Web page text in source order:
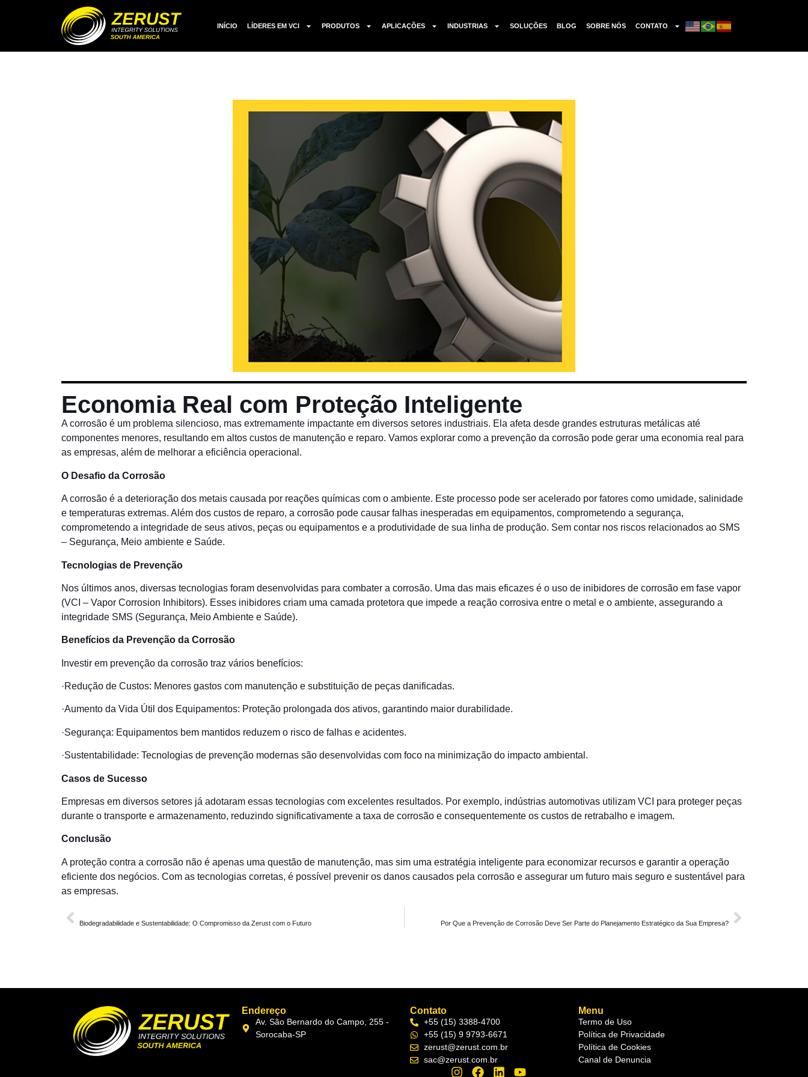
INÍCIO LÍDERES EM VCI PRODUTOS APLICAÇÕES INDUSTRIAS SOLUÇÕES BLOG SOBRE NÓS CONTATO
Economia Real com Proteção Inteligente
A corrosão é um problema silencioso, mas extremamente impactante em diversos setores industriais. Ela afeta desde grandes estruturas metálicas até
componentes menores, resultando em altos custos de manutenção e reparo. Vamos explorar como a prevenção da corrosão pode gerar uma economia real para
as empresas, além de melhorar a eficiência operacional.
O Desafio da Corrosão
A corrosão é a deterioração dos metais causada por reações químicas com o ambiente. Este processo pode ser acelerado por fatores como umidade, salinidade
e temperaturas extremas. Além dos custos de reparo, a corrosão pode causar falhas inesperadas em equipamentos, comprometendo a segurança,
comprometendo a integridade de seus ativos, peças ou equipamentos e a produtividade de sua linha de produção. Sem contar nos riscos relacionados ao SMS
– Segurança, Meio ambiente e Saúde.
Tecnologias de Prevenção
Nos últimos anos, diversas tecnologias foram desenvolvidas para combater a corrosão. Uma das mais eficazes é o uso de inibidores de corrosão em fase vapor
(VCI – Vapor Corrosion Inhibitors). Esses inibidores criam uma camada protetora que impede a reação corrosiva entre o metal e o ambiente, assegurando a
integridade SMS (Segurança, Meio Ambiente e Saúde).
Benefícios da Prevenção da Corrosão
Investir em prevenção da corrosão traz vários benefícios:
·Redução de Custos: Menores gastos com manutenção e substituição de peças danificadas.
·Aumento da Vida Útil dos Equipamentos: Proteção prolongada dos ativos, garantindo maior durabilidade.
·Segurança: Equipamentos bem mantidos reduzem o risco de falhas e acidentes.
·Sustentabilidade: Tecnologias de prevenção modernas são desenvolvidas com foco na minimização do impacto ambiental.
Casos de Sucesso
Empresas em diversos setores já adotaram essas tecnologias com excelentes resultados. Por exemplo, indústrias automotivas utilizam VCI para proteger peças
durante o transporte e armazenamento, reduzindo significativamente a taxa de corrosão e consequentemente os custos de retrabalho e imagem.
Conclusão
A proteção contra a corrosão não é apenas uma questão de manutenção, mas sim uma estratégia inteligente para economizar recursos e garantir a operação
eficiente dos negócios. Com as tecnologias corretas, é possível prevenir os danos causados pela corrosão e assegurar um futuro mais seguro e sustentável para
as empresas.
Biodegradabilidade e Sustentabilidade: O Compromisso da Zerust com o Futuro Por Que a Prevenção de Corrosão Deve Ser Parte do Planejamento Estratégico da Sua Empresa?
Endereço
Av. São Bernardo do Campo, 255 -
Sorocaba-SP
Contato
+55 (15) 3388-4700
+55 (15) 9 9793-6671
zerust@zerust.com.br
sac@zerust.com.br
Menu
Termo de Uso
Política de Privacidade
Política de Cookies
Canal de Denuncia